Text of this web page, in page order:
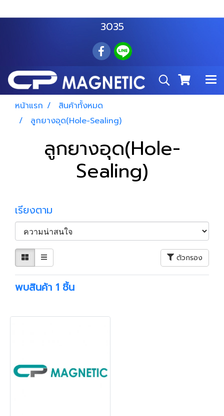
3035
หน้าแรก
สินค้าทั้งหมด
ลูกยางอุด(Hole-Sealing)
ลูกยางอุด(Hole-
Sealing)
เรียงตาม
ตัวกรอง
พบสินค้า 1 ชิ้น